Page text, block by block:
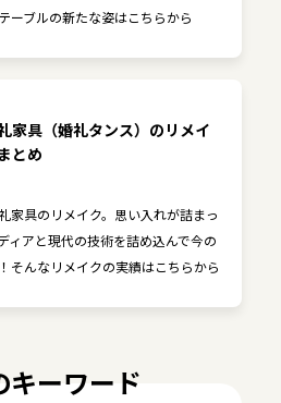
ーブルの新たな姿はこちらから
家具（婚礼タンス）のリメイ
とめ
家具のリメイク。思い入れが詰まっ
ィアと現代の技術を詰め込んで今の
そんなリメイクの実績はこちらから
キーワード